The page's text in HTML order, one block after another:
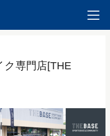
専門店[THE